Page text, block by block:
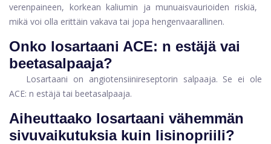
verenpaineen, korkean kaliumin ja munuaisvaurioiden riskiä, ​​
mikä voi olla erittäin vakava tai jopa hengenvaarallinen.
Onko losartaani ACE: n estäjä vai
beetasalpaaja?
Losartaani on angiotensiinireseptorin salpaaja. Se ei ole
ACE: n estäjä tai beetasalpaaja.
Aiheuttaako losartaani vähemmän
sivuvaikutuksia kuin lisinopriili?